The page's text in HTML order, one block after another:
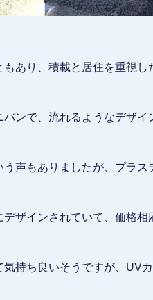
あり、積載と居住を重視し
ンで、流れるようなデザイ
声もありましたが、プラス
ザインされていて、価格相
持ち良いそうですが、UV